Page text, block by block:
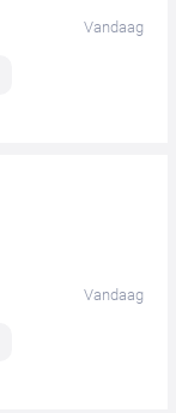
Vandaag
Vandaag